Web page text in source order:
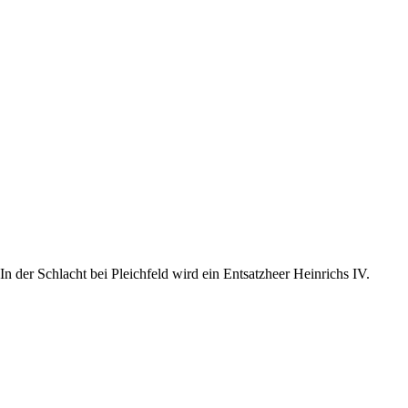
der Schlacht bei Pleichfeld wird ein Entsatzheer Heinrichs IV.